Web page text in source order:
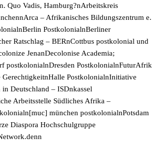
Quo Vadis, Hamburg?nArbeitskreis
– Afrikanisches Bildungszentrum e.
PostkolonialnBerliner
Ratschlag – BERnCottbus postkolonial und
JenanDecolonise Academia;
postkolonialnDresden PostkolonialnFuturAfrik
PostkolonialnInitiative
in Deutschland – ISDnkassel
Arbeitsstelle Südliches Afrika –
münchen postkolonialnPotsdam
Diaspora Hochschulgruppe